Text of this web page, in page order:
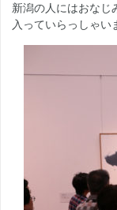
新潟の人にはおなじ
入っていらっしゃい